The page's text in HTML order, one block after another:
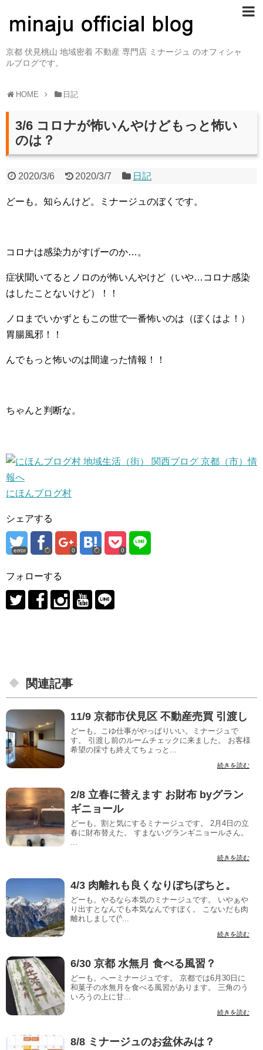
京都 伏見桃山 地域密着 不動産 専門店 ミナージュ のオフィシャ
ルブログです。
HOME 日記
3/6 コロナが怖いんやけどもっと怖い
のは？
2020/3/6 2020/3/7 日記
どーも。知らんけど。ミナージュのぼくです。
コロナは感染力がすげーのか…。
症状聞いてるとノロのが怖いんやけど（いや…コロナ感染
はしたことないけど）！！
ノロまでいかずともこの世で一番怖いのは（ぼくはよ！）
胃腸風邪！！
んでもっと怖いのは間違った情報！！
ちゃんと判断な。
にほんブログ村
シェアする
error 0 0
フォローする
関連記事
11/9 京都市伏見区 不動産売買 引渡し
どーも。こゆ仕事がやっぱりいい。ミナージュで
す。 引渡し前のルームチェックに来ました。 お客様
希望の採寸も終えてちょっと...
続きを読む
2/8 立春に替えます お財布 byグラン
ギニョール
どーも。割と気にするミナージュです。 2月4日の立
春に財布替えた。 すまないグランギニョールさん。
続きを読む
4/3 肉離れも良くなりぼちぼちと。
どーも。やるなら本気のミナージュです。 いやぁや
り出すとなんでも本気なんですぼく。 こないだも肉
離れしまして(^...
続きを読む
6/30 京都 水無月 食べる風習？
どーも。へーミナージュです。 京都では6月30日に
和菓子の水無月を食べる風習があります。 三角のう
いろうの上に甘...
続きを読む
8/8 ミナージュのお盆休みは？